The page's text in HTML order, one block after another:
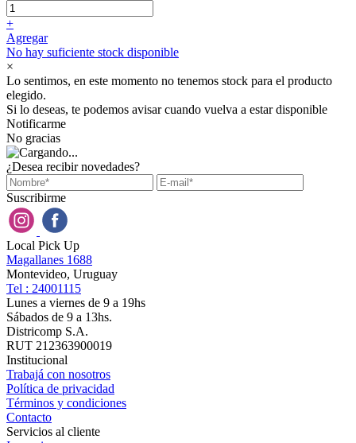
+
Agregar
No hay suficiente stock disponible
×
Lo sentimos, en este momento no tenemos stock para el producto
elegido.
Si lo deseas, te podemos avisar cuando vuelva a estar disponible
Notificarme
No gracias
¿Desea recibir novedades?
Suscribirme
Local Pick Up
Magallanes 1688
Montevideo, Uruguay
Tel : 24001115
Lunes a viernes de 9 a 19hs
Sábados de 9 a 13hs.
Districomp S.A.
RUT 212363900019
Institucional
Trabajá con nosotros
Política de privacidad
Términos y condiciones
Contacto
Servicios al cliente